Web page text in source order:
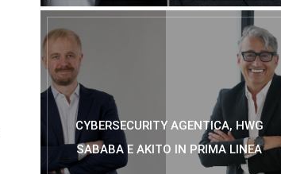
CYBERSECURITY AGENTICA, HWG
SABABA E AKITO IN PRIMA LINEA